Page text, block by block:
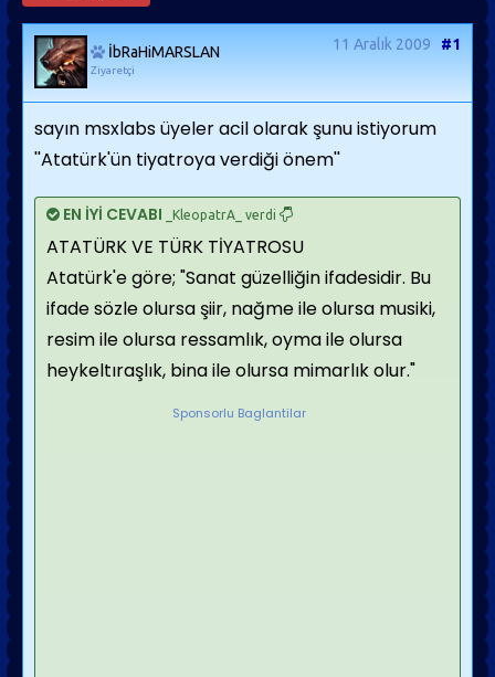
İbRaHiMARSLAN
Ziyaretçi
11 Aralık 2009 #1
sayın msxlabs üyeler acil olarak şunu istiyorum
''Atatürk'ün tiyatroya verdiği önem''
EN İYİ CEVABI _KleopatrA_ verdi
ATATÜRK VE TÜRK TİYATROSU
Atatürk'e göre; "Sanat güzelliğin ifadesidir. Bu
ifade sözle olursa şiir, nağme ile olursa musiki,
resim ile olursa ressamlık, oyma ile olursa
heykeltıraşlık, bina ile olursa mimarlık olur."
Sponsorlu Baglantilar